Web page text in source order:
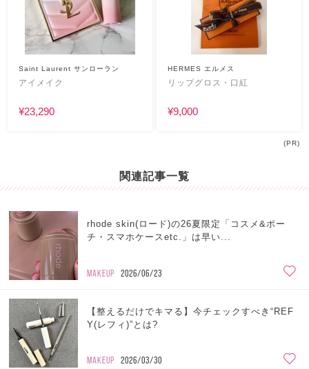
Saint Laurent サンローラン
アイメイク
¥23,290
HERMES エルメス
リップグロス・口紅
¥9,000
(PR)
関連記事一覧
rhode skin(ロード)の26夏限定「コスメ&ポー
チ・スマホケースetc.」は早い...
MAKEUP 2026/06/23
【整えるだけでキマる】今チェックすべき“REF
Y(レフィ)”とは?
MAKEUP 2026/03/30